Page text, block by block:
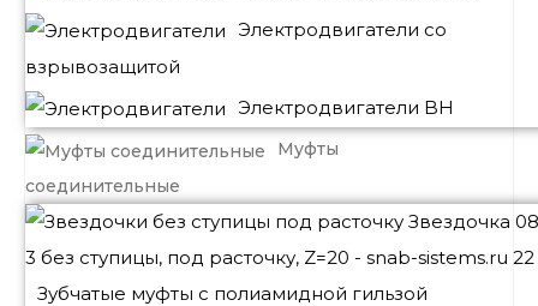
Электродвигатели со
взрывозащитой
Электродвигатели BH
Муфты
соединительные
Зубчатые муфты с полиамидной гильзой